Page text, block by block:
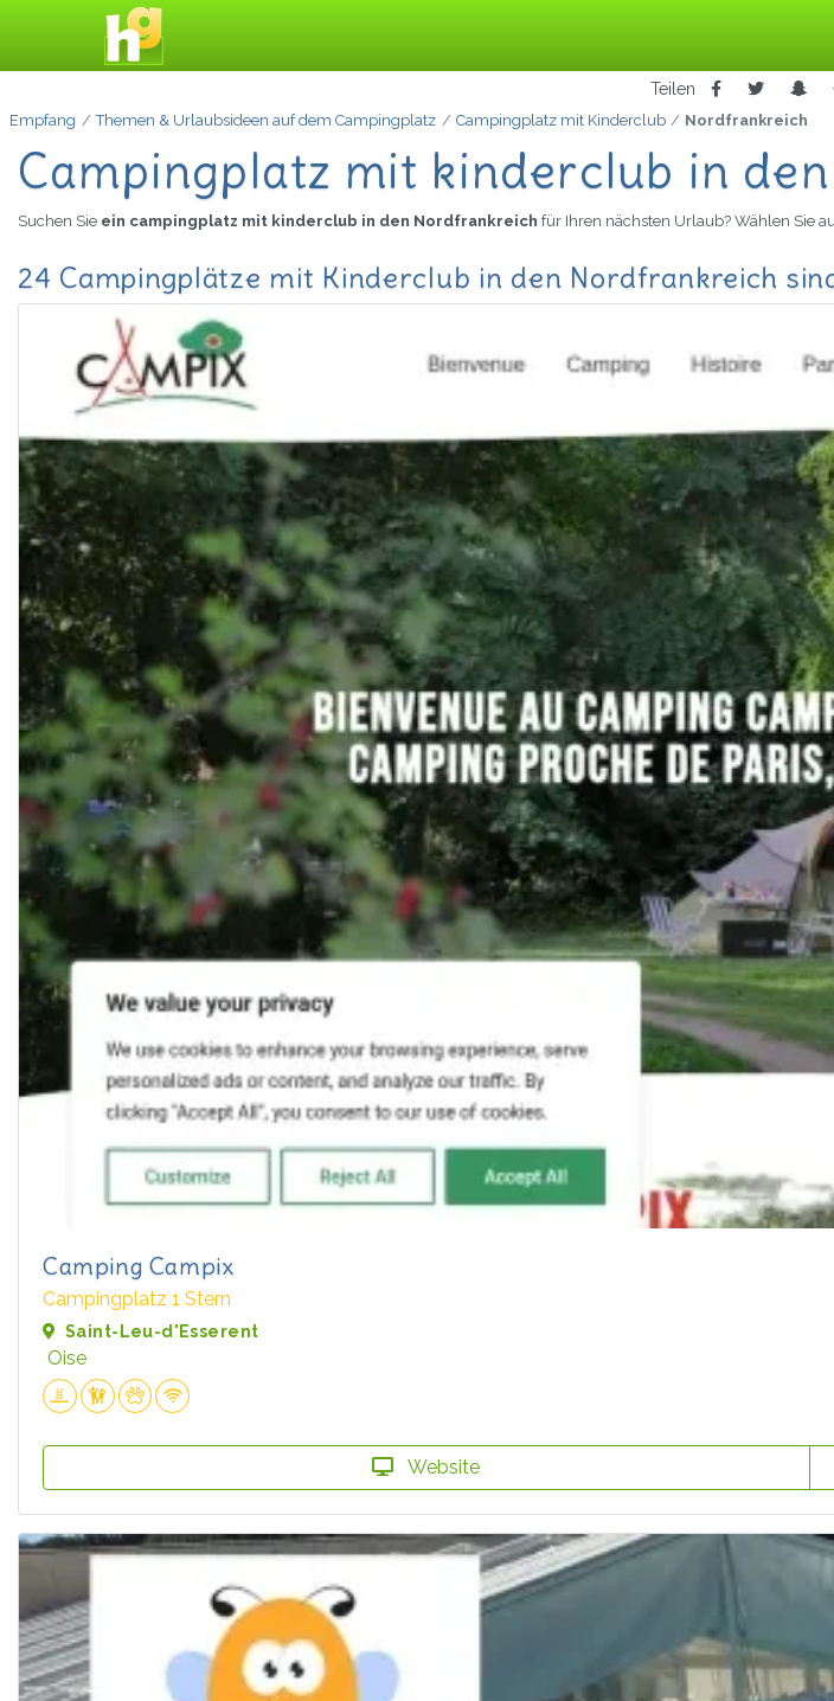
Teilen
Empfang Themen & Urlaubsideen auf dem Campingplatz Campingplatz mit Kinderclub Nordfrankreich
Campingplatz mit kinderclub in
Suchen Sie ein campingplatz mit kinderclub in den Nordfrankreich für Ihren nächsten Urlaub? Wählen Sie
24 Campingplätze mit Kinderclub in den Nordfrankreich
Camping Campix
Campingplatz 1 Stern
Saint-Leu-d'Esserent
Oise
Website